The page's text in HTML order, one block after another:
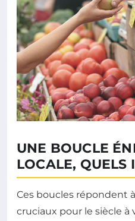
UNE BOUCLE
LOCALE, QUELS
Ces boucles répondent
cruciaux pour le siècle à